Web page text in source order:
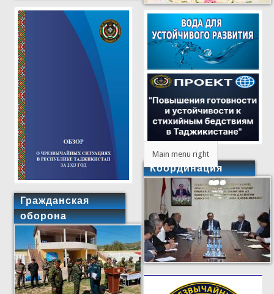
Гражданская
оборона
Main menu right
Координация